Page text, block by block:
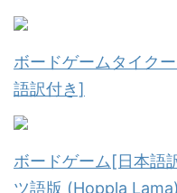
ボードゲームタイク
語訳付き]
ボードゲーム[日本語
ツ語版 (Hoppla Lama)